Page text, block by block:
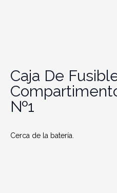
Caja De
№1
Cerca de la batería.